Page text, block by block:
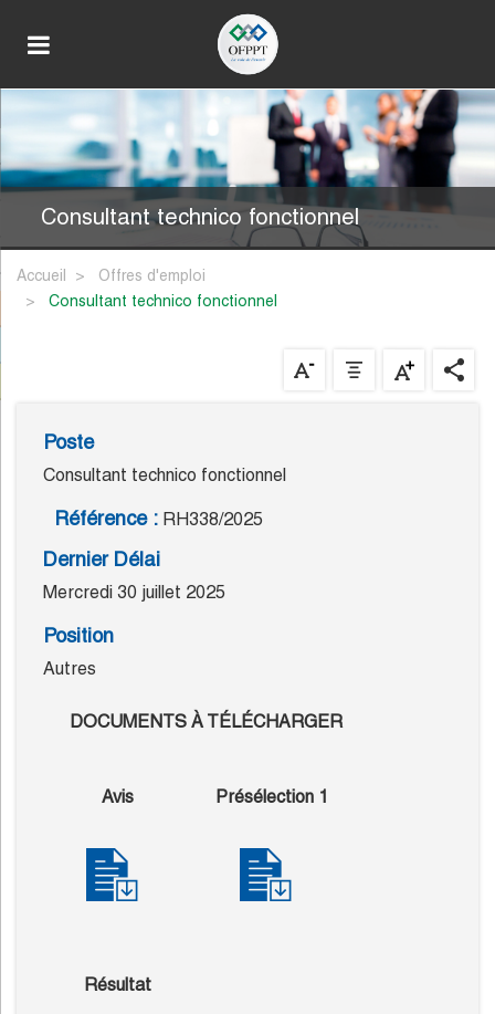
Consultant technico fonctionnel
Accueil
Offres d'emploi
consultant technico fonctionnel
Poste
Consultant technico fonctionnel
Référence : RH338/2025
Dernier Délai
Mercredi 30 juillet 2025
Position
Autres
DOCUMENTS À TÉLÉCHARGER
Avis Présélection 1
Résultat